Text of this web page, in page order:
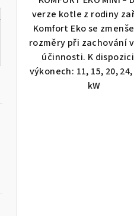
verze kotle z rodiny
Komfort Eko se
rozměry při zachování
účinnosti. K
výkonech: 11, 15, 20, 24,
kW